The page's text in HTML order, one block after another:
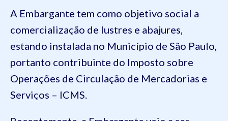
A Embargante tem como objetivo social a
comercialização de lustres e abajures,
estando instalada no Município de São Paulo,
portanto contribuinte do Imposto sobre
Operações de Circulação de Mercadorias e
Serviços – ICMS.